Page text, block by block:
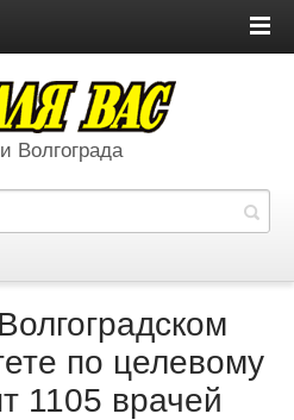
Волгограда
по целевому
1105 врачей